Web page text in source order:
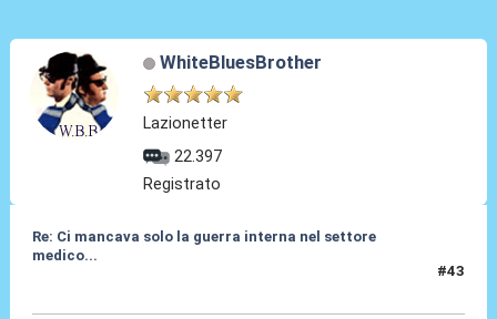
WhiteBluesBrother
Lazionetter
22.397
Registrato
Re: Ci mancava solo la guerra interna nel settore
medico...
#43